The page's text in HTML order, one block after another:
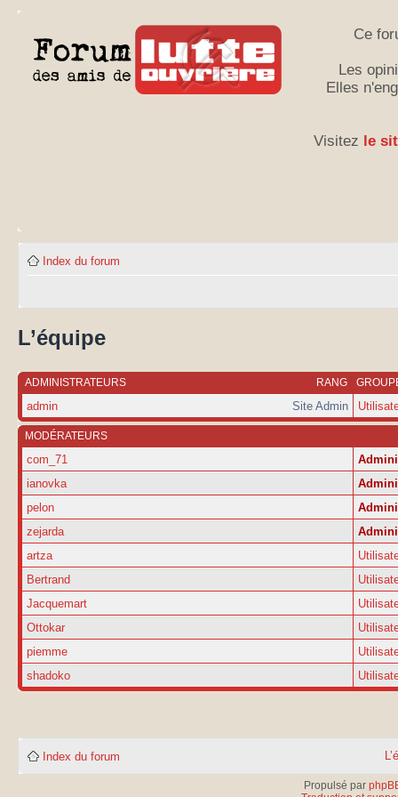
Ce
Les
Elles
Visitez le
Index du forum
L’équipe
RANG
ADMINISTRATEURS
Site Admin
admin
MODÉRATEURS
com_71
ianovka
pelon
zejarda
artza
Bertrand
Jacquemart
Ottokar
piemme
shadoko
Index du forum
Propulsé par